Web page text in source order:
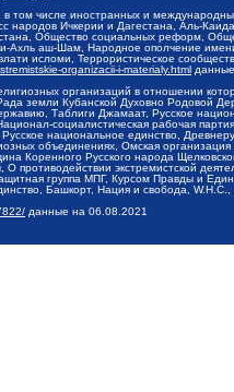
том числе иностранных и
Ичкерии и Дагестана, Аль-
Общество социальных реформ,
Ахль аш-Шам, Народное ополчение
исломи, Террористическое
organizacii-i-materialy.html
организаций в отношении
земли Кубанской Духовно Родовой
Таблиги Джамаат, Русское
социалистическая рабочая
национальное единство,
объединениях, Омская
Коренного Русского народа
О противодействии экстремистской
группа МПГ, Курсом Правды и
Башкорт, Нация и свобода,
данные на 06.08.2021